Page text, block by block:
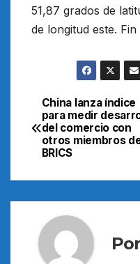
51,87 grados de
de longitud este. Fin
de
China lanza índice
para medir
del comercio con
otros miembros
BRICS